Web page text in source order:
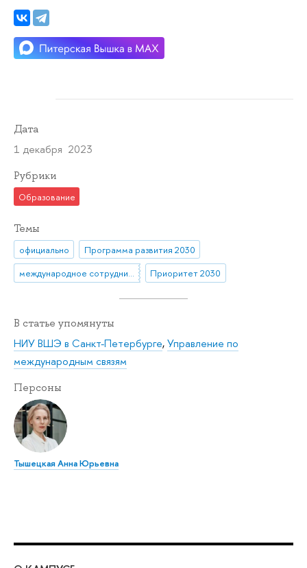
Дата
1 декабря 2023
Рубрики
Образование
Темы
официально
Программа развития 2030
международное сотрудничество
Приоритет 2030
В статье упомянуты
НИУ ВШЭ в Санкт-Петербурге,Управление по
международным связям
Персоны
Тышецкая Анна Юрьевна